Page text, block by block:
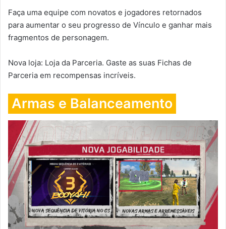
Faça uma equipe com novatos e jogadores retornados
para aumentar o seu progresso de Vínculo e ganhar mais
fragmentos de personagem.
Nova loja: Loja da Parceria. Gaste as suas Fichas de
Parceria em recompensas incríveis.
Armas e Balanceamento